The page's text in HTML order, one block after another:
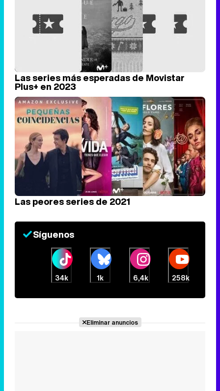
Las series más esperadas de Movistar
Plus+ en 2023
Las peores series de 2021
Síguenos
34k 1k 6,4k 258k
Eliminar anuncios